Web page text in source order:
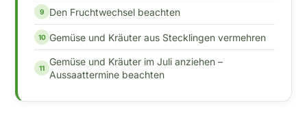
Den Fruchtwechsel beachten
Gemüse und Kräuter aus Stecklingen vermehren
Gemüse und Kräuter im Juli anziehen –
Aussaattermine beachten